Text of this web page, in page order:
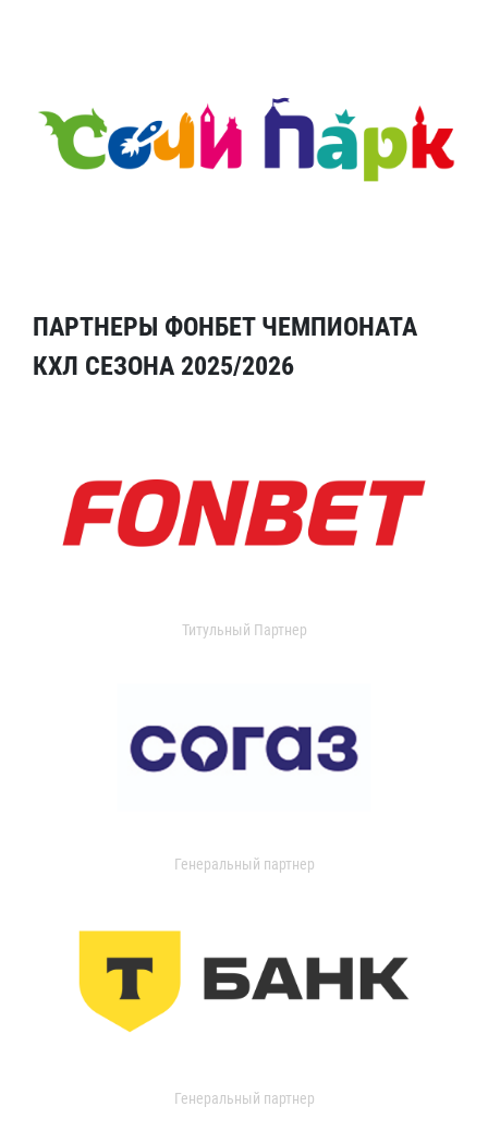
ПАРТНЕРЫ ФОНБЕТ ЧЕМПИОНАТА
КХЛ СЕЗОНА 2025/2026
Титульный Партнер
Генеральный партнер
Генеральный партнер